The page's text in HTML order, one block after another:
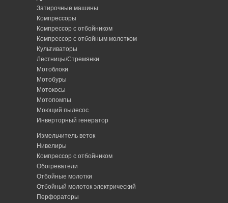
Затирочные машины
Компрессоры
Компрессор с отбойником
Компрессор с отбойным молотком
Культиваторы
Лестницы/Стремянки
Мотоблоки
Мотобуры
Мотокосы
Мотопомпы
Моющий пылесос
Инверторный генератор
Измельчитель веток
Нивелиры
Компрессор с отбойником
Обогреватели
Отбойные молотки
Отбойный молоток электрический
Перфораторы